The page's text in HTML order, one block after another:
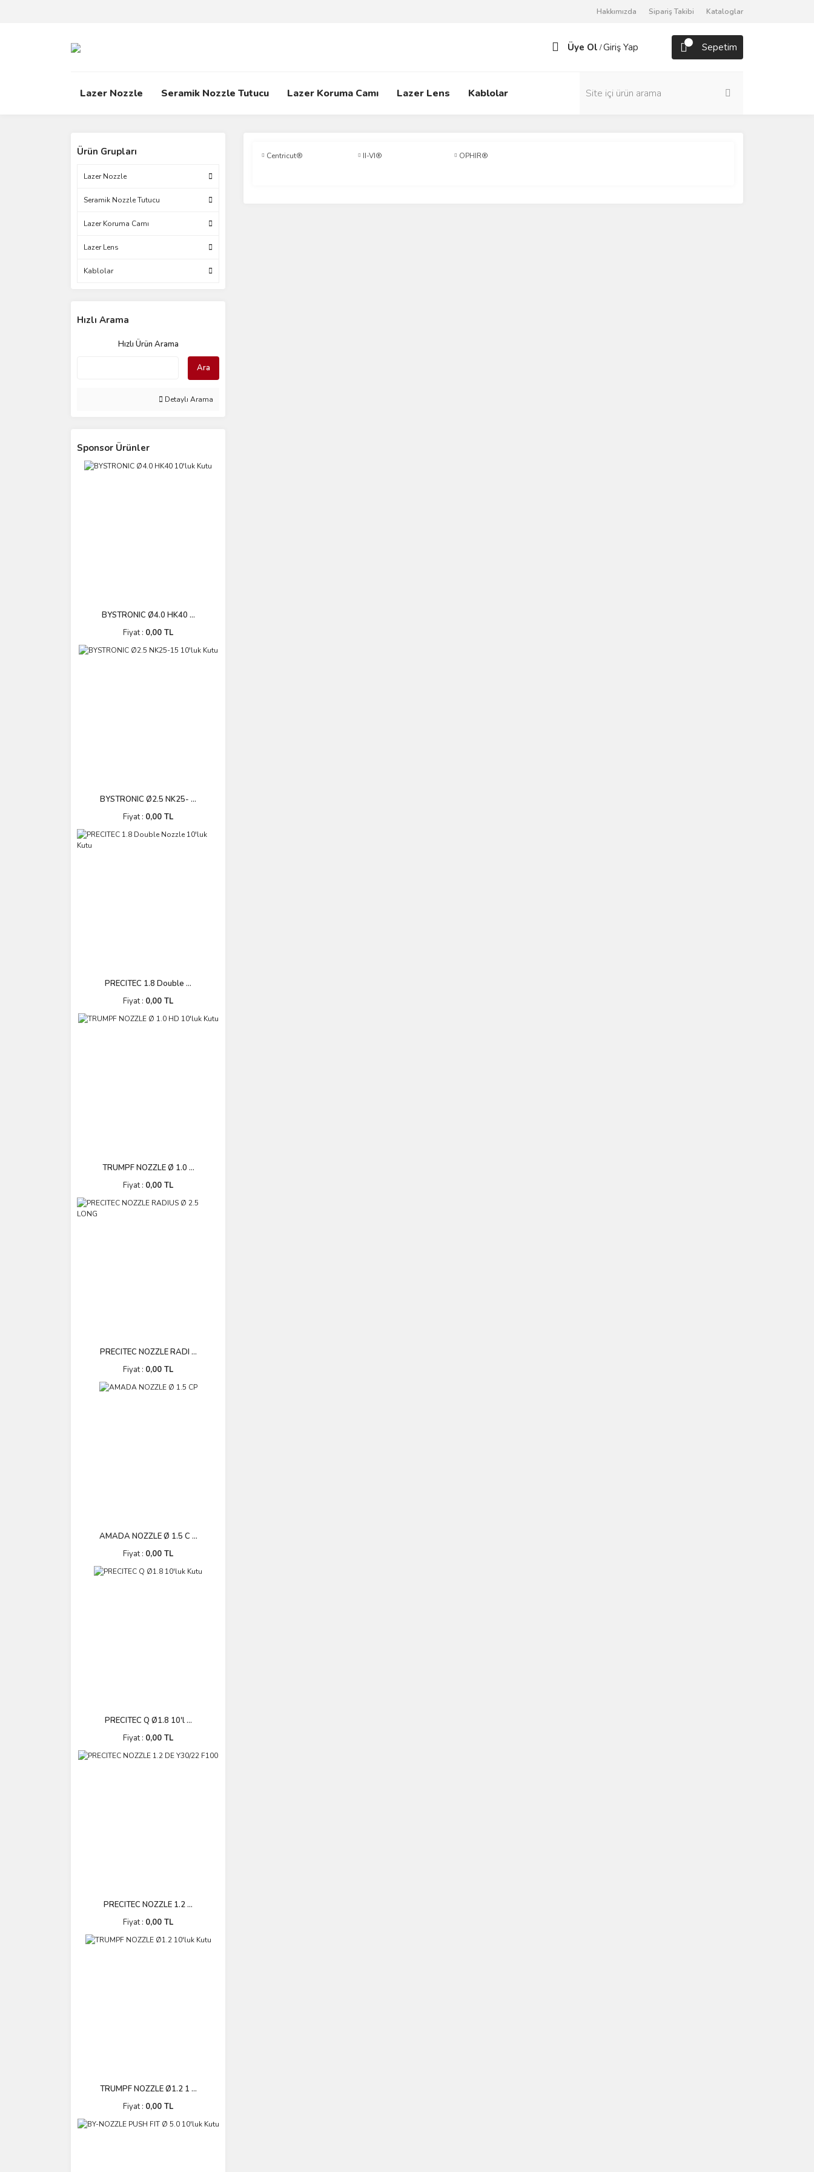
Hakkımızda Sipariş Takibi Kataloglar
Üye Ol /Giriş Yap Sepetim
Lazer Nozzle Seramik Nozzle Tutucu Lazer Koruma Camı Lazer Lens Kablolar
Ürün Grupları
Lazer Nozzle
Seramik Nozzle Tutucu
Lazer Koruma Camı
Lazer Lens
Kablolar
Hızlı Arama
Hızlı Ürün Arama
Ara
Detaylı Arama
Sponsor Ürünler
BYSTRONIC Ø4.0 HK40 ...
Fiyat : 0,00 TL
BYSTRONIC Ø2.5 NK25- ...
Fiyat : 0,00 TL
PRECITEC 1.8 Double ...
Fiyat : 0,00 TL
TRUMPF NOZZLE Ø 1.0 ...
Fiyat : 0,00 TL
PRECITEC NOZZLE RADI ...
Fiyat : 0,00 TL
AMADA NOZZLE Ø 1.5 C ...
Fiyat : 0,00 TL
PRECITEC Q Ø1.8 10'l ...
Fiyat : 0,00 TL
PRECITEC NOZZLE 1.2 ...
Fiyat : 0,00 TL
TRUMPF NOZZLE Ø1.2 1 ...
Fiyat : 0,00 TL
Centricut® II-VI® OPHIR®